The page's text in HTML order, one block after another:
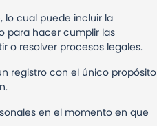
lo cual puede incluir la
para hacer cumplir las
o resolver procesos legales.
registro con el único propósito
en el momento en que